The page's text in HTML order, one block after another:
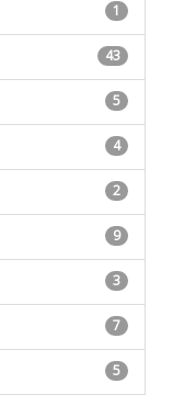
1
43
5
4
2
9
3
7
5